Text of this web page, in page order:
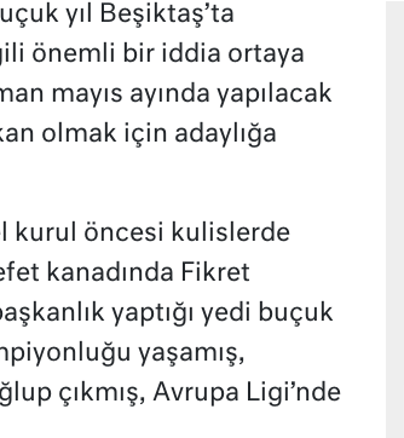
yıl Beşiktaş’ta
önemli bir iddia ortaya
mayıs ayında yapılacak
olmak için adaylığa
kurul öncesi kulislerde
kanadında Fikret
yaptığı yedi buçuk
yaşamış,
çıkmış, Avrupa Ligi’nde